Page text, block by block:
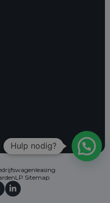
LP Sitemap
Hulp nodig?